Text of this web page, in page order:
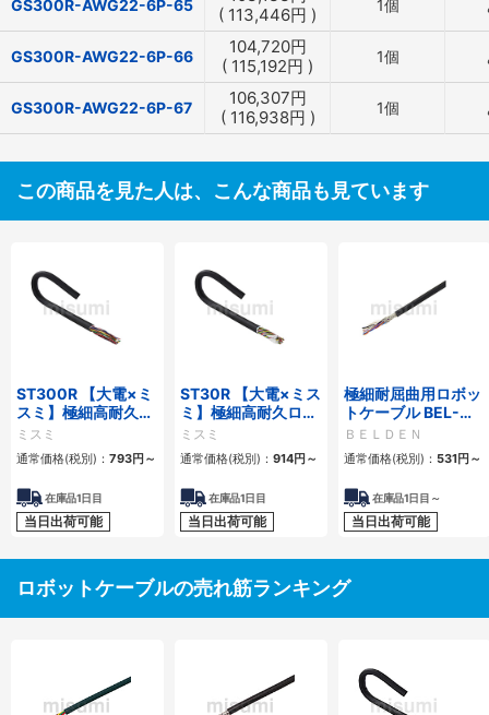
GS300R-AWG22-6P-65
( 113,446円 ) 1個
GS300R-AWG22-6P-66 104,720円
( 115,192円 ) 1個
GS300R-AWG22-6P-67 106,307円
( 116,938円 ) 1個
この商品を見た人は、こんな商品も見ています
ST300R 【大電×ミ
スミ】極細高耐久ロ
ボットケーブル（シ
ールド無・有）
ミスミ
通常価格(税別)： 793円 ～
在庫品1日目
当日出荷可能
ST30R 【大電×ミス
ミ】極細高耐久ロボ
ットケーブル（シー
ルド無・有）
ミスミ
通常価格(税別)： 914円 ～
在庫品1日目
当日出荷可能
極細耐屈曲用ロボッ
トケーブル BEL-
RBT 20276シリー
ズ UL／CE シールド
有・無
ＢＥＬＤＥＮ
通常価格(税別)： 531円 ～
在庫品1日目～
当日出荷可能
ロボットケーブルの売れ筋ランキング